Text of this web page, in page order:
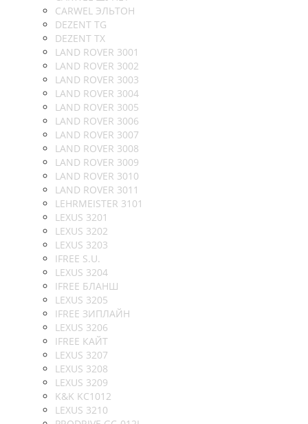
CARWEL ЭЛЬТОН
DEZENT TG
DEZENT TX
LAND ROVER 3001
LAND ROVER 3002
LAND ROVER 3003
LAND ROVER 3004
LAND ROVER 3005
LAND ROVER 3006
LAND ROVER 3007
LAND ROVER 3008
LAND ROVER 3009
LAND ROVER 3010
LAND ROVER 3011
LEHRMEISTER 3101
LEXUS 3201
LEXUS 3202
LEXUS 3203
IFREE S.U.
LEXUS 3204
IFREE БЛАНШ
LEXUS 3205
IFREE ЗИПЛАЙН
LEXUS 3206
IFREE КАЙТ
LEXUS 3207
LEXUS 3208
LEXUS 3209
K&K KC1012
LEXUS 3210